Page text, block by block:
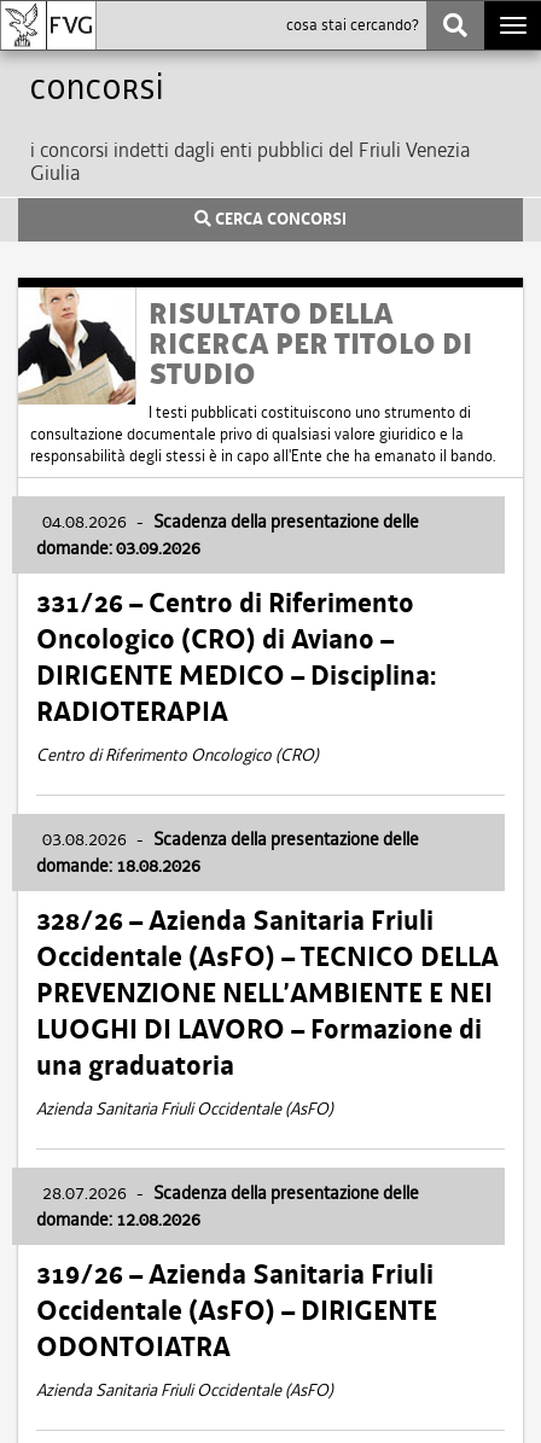
Concorsi
i concorsi indetti dagli enti pubblici del Friuli Venezia
Giulia
CERCA CONCORSI
RISULTATO DELLA
RICERCA PER TITOLO DI
STUDIO
I testi pubblicati costituiscono uno strumento di
consultazione documentale privo di qualsiasi valore giuridico e la
responsabilità degli stessi è in capo all'Ente che ha emanato il bando.
04.08.2026 - Scadenza della presentazione delle
domande: 03.09.2026
331/26 – Centro di Riferimento
Oncologico (CRO) di Aviano –
DIRIGENTE MEDICO – Disciplina:
RADIOTERAPIA
Centro di Riferimento Oncologico (CRO)
03.08.2026 - Scadenza della presentazione delle
domande: 18.08.2026
328/26 – Azienda Sanitaria Friuli
Occidentale (AsFO) – TECNICO DELLA
PREVENZIONE NELL’AMBIENTE E NEI
LUOGHI DI LAVORO – Formazione di
una graduatoria
Azienda Sanitaria Friuli Occidentale (AsFO)
28.07.2026 - Scadenza della presentazione delle
domande: 12.08.2026
319/26 – Azienda Sanitaria Friuli
Occidentale (AsFO) – DIRIGENTE
ODONTOIATRA
Azienda Sanitaria Friuli Occidentale (AsFO)